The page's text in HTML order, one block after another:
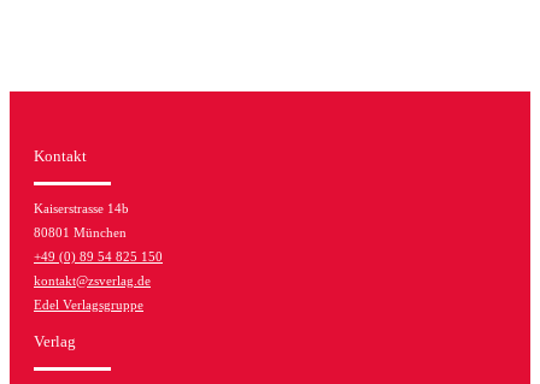
Kontakt
Kaiserstrasse 14b
80801 München
+49 (0) 89 54 825 150
kontakt@zsverlag.de
Edel Verlagsgruppe
Verlag